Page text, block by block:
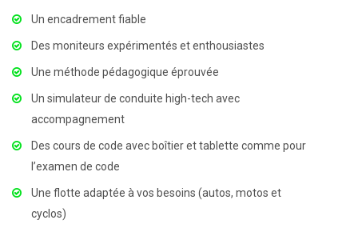
Un encadrement fiable
Des moniteurs expérimentés et enthousiastes
Une méthode pédagogique éprouvée
Un simulateur de conduite high-tech avec
accompagnement
Des cours de code avec boîtier et tablette comme pour
l’examen de code
Une flotte adaptée à vos besoins (autos, motos et
cyclos)